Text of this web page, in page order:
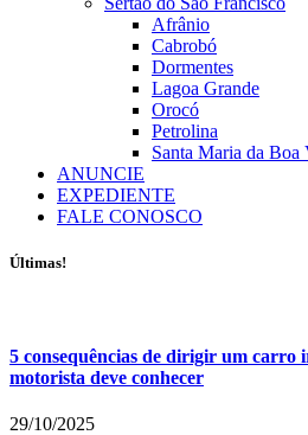
Afrânio
Cabrobó
Dormentes
Lagoa Grande
Orocó
Petrolina
Santa Maria da Boa
ANUNCIE
EXPEDIENTE
FALE CONOSCO
Últimas!
5 consequências de dirigir um carro
motorista deve conhecer
29/10/2025